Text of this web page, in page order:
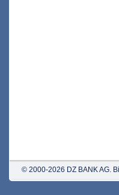
© 2000-2026 DZ BANK AG.